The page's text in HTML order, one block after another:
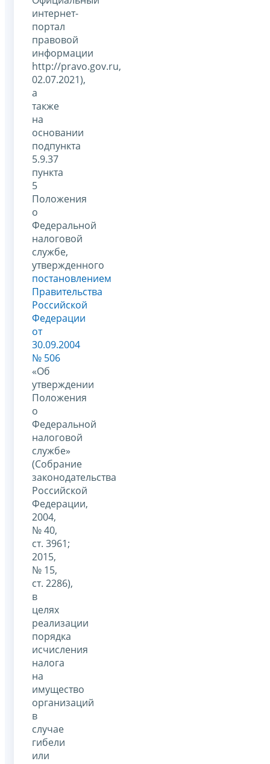
интернет-
портал
правовой
информации
http://pravo.gov.ru,
02.07.2021),
а
также
на
основании
подпункта
5.9.37
пункта
5
Положения
о
Федеральной
налоговой
службе,
утвержденного
постановлением
Правительства
Российской
Федерации
от
30.09.2004
№ 506
«Об
утверждении
Положения
о
Федеральной
налоговой
службе»
(Собрание
законодательства
Российской
Федерации,
2004,
№ 40,
ст. 3961;
2015,
№ 15,
ст. 2286),
в
целях
реализации
порядка
исчисления
налога
на
имущество
организаций
в
случае
гибели
или